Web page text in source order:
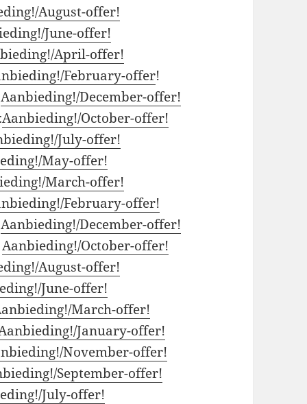
August-offer!
June-offer!
April-offer!
February-offer!
Aanbieding!/December-offer!
Aanbieding!/October-offer!
July-offer!
May-offer!
March-offer!
February-offer!
Aanbieding!/December-offer!
Aanbieding!/October-offer!
August-offer!
June-offer!
March-offer!
January-offer!
November-offer!
September-offer!
July-offer!